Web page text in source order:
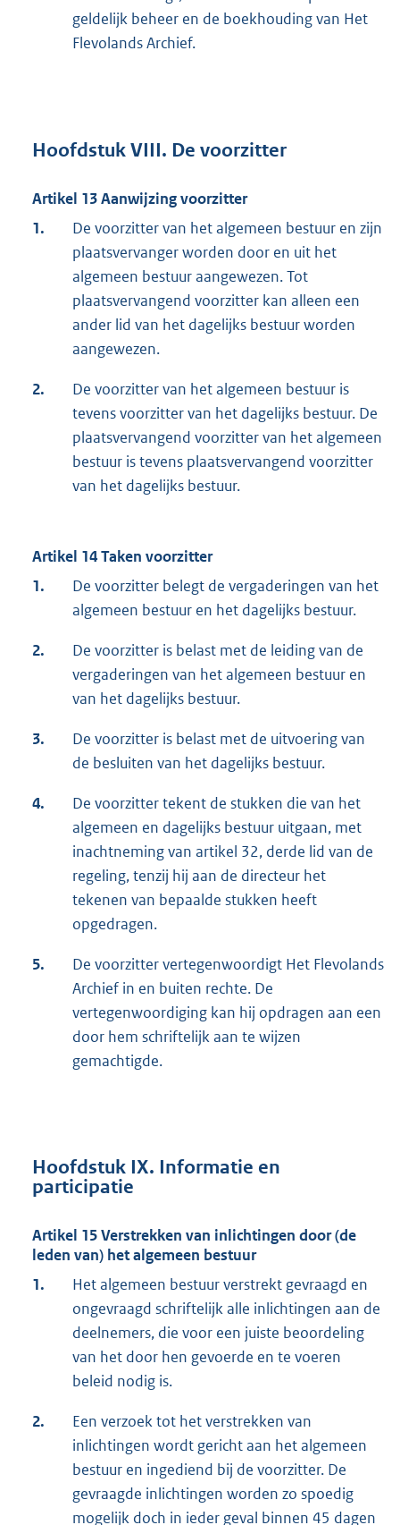
geldelijk beheer en de boekhouding van Het
Flevolands Archief.
Hoofdstuk VIII. De voorzitter
Artikel 13 Aanwijzing voorzitter
1.
De voorzitter van het algemeen bestuur en zijn
plaatsvervanger worden door en uit het
algemeen bestuur aangewezen. Tot
plaatsvervangend voorzitter kan alleen een
ander lid van het dagelijks bestuur worden
aangewezen.
2.
De voorzitter van het algemeen bestuur is
tevens voorzitter van het dagelijks bestuur. De
plaatsvervangend voorzitter van het algemeen
bestuur is tevens plaatsvervangend voorzitter
van het dagelijks bestuur.
Artikel 14 Taken voorzitter
1.
De voorzitter belegt de vergaderingen van het
algemeen bestuur en het dagelijks bestuur.
2.
De voorzitter is belast met de leiding van de
vergaderingen van het algemeen bestuur en
van het dagelijks bestuur.
3.
De voorzitter is belast met de uitvoering van
de besluiten van het dagelijks bestuur.
4.
De voorzitter tekent de stukken die van het
algemeen en dagelijks bestuur uitgaan, met
inachtneming van artikel 32, derde lid van de
regeling, tenzij hij aan de directeur het
tekenen van bepaalde stukken heeft
opgedragen.
5.
De voorzitter vertegenwoordigt Het Flevolands
Archief in en buiten rechte. De
vertegenwoordiging kan hij opdragen aan een
door hem schriftelijk aan te wijzen
gemachtigde.
Hoofdstuk IX. Informatie en
participatie
Artikel 15 Verstrekken van inlichtingen door (de
leden van) het algemeen bestuur
1.
Het algemeen bestuur verstrekt gevraagd en
ongevraagd schriftelijk alle inlichtingen aan de
deelnemers, die voor een juiste beoordeling
van het door hen gevoerde en te voeren
beleid nodig is.
2.
Een verzoek tot het verstrekken van
inlichtingen wordt gericht aan het algemeen
bestuur en ingediend bij de voorzitter. De
gevraagde inlichtingen worden zo spoedig
mogelijk doch in ieder geval binnen 45 dagen